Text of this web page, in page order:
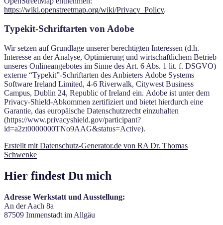
https://wiki.openstreetmap.org/wiki/Privacy_Policy.
Typekit-Schriftarten von Adobe
Wir setzen auf Grundlage unserer berechtigten Interessen (d.h.
Interesse an der Analyse, Optimierung und wirtschaftlichem Betrieb
unseres Onlineangebotes im Sinne des Art. 6 Abs. 1 lit. f. DSGVO)
externe “Typekit”-Schriftarten des Anbieters Adobe Systems
Software Ireland Limited, 4-6 Riverwalk, Citywest Business
Campus, Dublin 24, Republic of Ireland ein. Adobe ist unter dem
Privacy-Shield-Abkommen zertifiziert und bietet hierdurch eine
Garantie, das europäische Datenschutzrecht einzuhalten
(https://www.privacyshield.gov/participant?
id=a2zt0000000TNo9AAG&status=Active).
Erstellt mit Datenschutz-Generator.de von RA Dr. Thomas
Schwenke
Hier findest Du mich
Adresse Werkstatt und Ausstellung:
An der Aach 8a
87509 Immenstadt im Allgäu